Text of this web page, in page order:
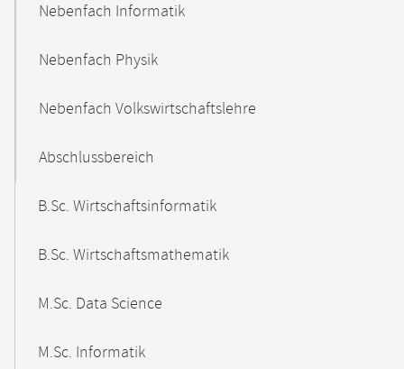
Nebenfach Informatik
Nebenfach Physik
Nebenfach Volkswirtschaftslehre
Abschlussbereich
B.Sc. Wirtschaftsinformatik
B.Sc. Wirtschaftsmathematik
M.Sc. Data Science
M.Sc. Informatik